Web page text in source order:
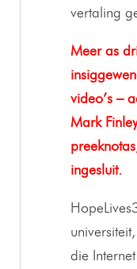
vertaling
Meer as
video’s –
Mark
ingesluit.
die